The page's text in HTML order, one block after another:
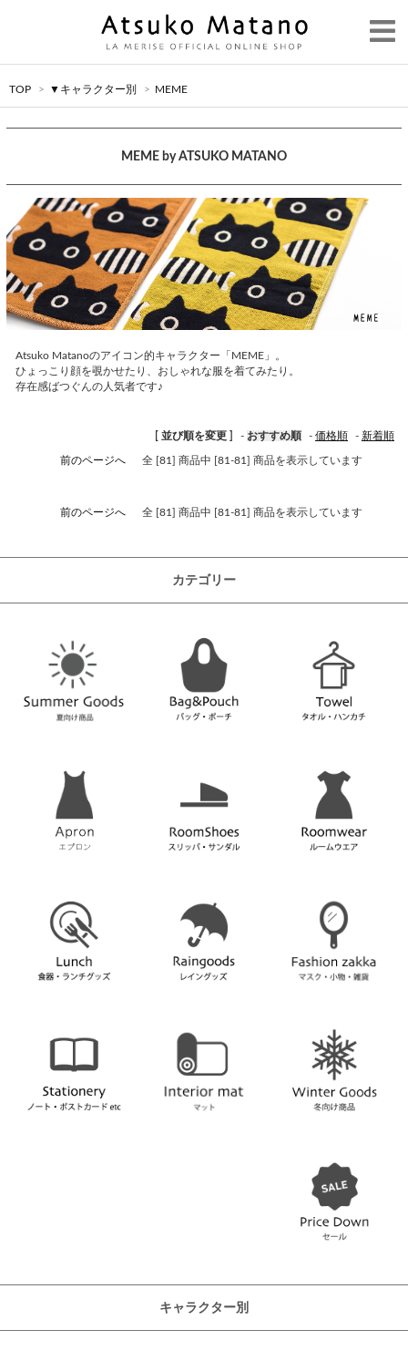
TOP > ▼キャラクター別 > MEME
MEME by ATSUKO MATANO
Atsuko Matanoのアイコン的キャラクター「MEME」。
ひょっこり顔を覗かせたり、おしゃれな服を着てみたり。
存在感ばつぐんの人気者です♪
[ 並び順を変更 ] - おすすめ順 - 価格順 - 新着順
前のページへ 全 [81] 商品中 [81-81] 商品を表示しています
前のページへ 全 [81] 商品中 [81-81] 商品を表示しています
カテゴリー
キャラクター別